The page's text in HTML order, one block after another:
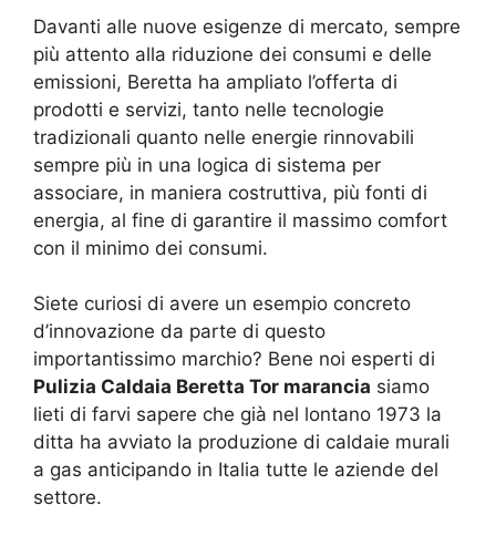
Davanti alle nuove esigenze di mercato, sempre
più attento alla riduzione dei consumi e delle
emissioni, Beretta ha ampliato l’offerta di
prodotti e servizi, tanto nelle tecnologie
tradizionali quanto nelle energie rinnovabili
sempre più in una logica di sistema per
associare, in maniera costruttiva, più fonti di
energia, al fine di garantire il massimo comfort
con il minimo dei consumi.
Siete curiosi di avere un esempio concreto
d’innovazione da parte di questo
importantissimo marchio? Bene noi esperti di
Pulizia Caldaia Beretta Tor marancia siamo
lieti di farvi sapere che già nel lontano 1973 la
ditta ha avviato la produzione di caldaie murali
a gas anticipando in Italia tutte le aziende del
settore.